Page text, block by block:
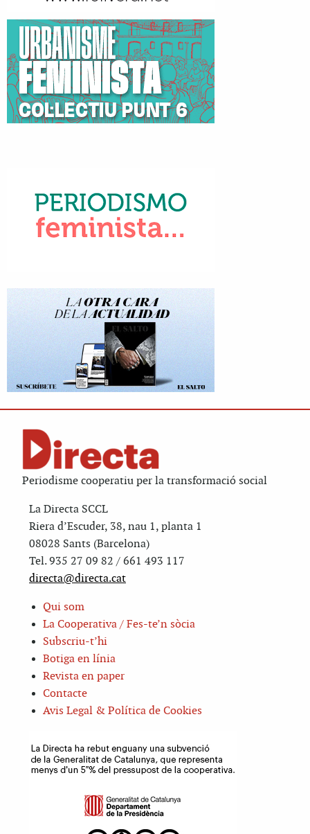
Periodisme cooperatiu per la transformació social
La Directa SCCL
Riera d’Escuder, 38, nau 1, planta 1
08028 Sants (Barcelona)
Tel. 935 27 09 82 / 661 493 117
directa@directa.cat
Qui som
La Cooperativa / Fes-te’n sòcia
Subscriu-t’hi
Botiga en línia
Revista en paper
Contacte
Avis Legal & Política de Cookies